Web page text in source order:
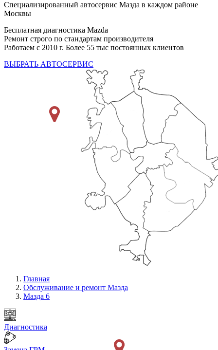
Специализированный автосервис Мазда в каждом районе
Москвы
Бесплатная диагностика Mazda
Ремонт строго по стандартам производителя
Работаем с 2010 г. Более 55 тыс постоянных клиентов
ВЫБРАТЬ АВТОСЕРВИС
Главная
Обслуживание и ремонт Мазда
Мазда 6
Диагностика